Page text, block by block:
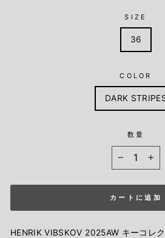
SIZE
36
COLOR
DARK
数量
+
カートに追加
HENRIK VIBSKOV 2025AW キーコレク